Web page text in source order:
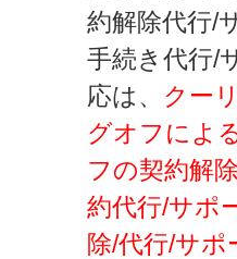
約解除代行/
手続き代行/
応は、 クー
グオフによ
フの契約解
約代行/サポ
除/代行/サポ